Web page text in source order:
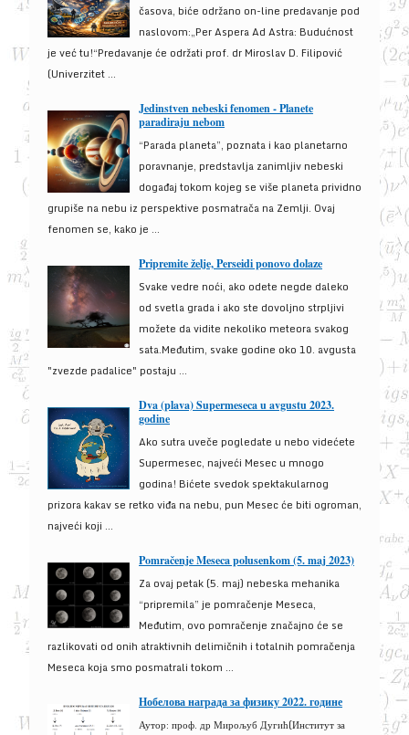
časova, biće održano on-line predavanje pod
naslovom:„Per Aspera Ad Astra: Budućnost
je već tu!“Predavanje će održati prof. dr Miroslav D. Filipović
(Univerzitet ...
Jedinstven nebeski fenomen - Planete
paradiraju nebom
“Parada planeta”, poznata i kao planetarno
poravnanje, predstavlja zanimljiv nebeski
događaj tokom kojeg se više planeta prividno
grupiše na nebu iz perspektive posmatrača na Zemlji. Ovaj
fenomen se, kako je ...
Pripremite želje, Perseidi ponovo dolaze
Svake vedre noći, ako odete negde daleko
od svetla grada i ako ste dovoljno strpljivi
možete da vidite nekoliko meteora svakog
sata.Međutim, svake godine oko 10. avgusta
"zvezde padalice" postaju ...
Dva (plava) Supermeseca u avgustu 2023.
godine
Ako sutra uveče pogledate u nebo videćete
Supermesec, najveći Mesec u mnogo
godina! Bićete svedok spektakularnog
prizora kakav se retko viđa na nebu, pun Mesec će biti ogroman,
najveći koji ...
Pomračenje Meseca polusenkom (5. maj 2023)
Za ovaj petak (5. maj) nebeska mehanika
“pripremila” je pomračenje Meseca,
Međutim, ovo pomračenje značajno će se
razlikovati od onih atraktivnih delimičnih i totalnih pomračenja
Meseca koja smo posmatrali tokom ...
Нобелова награда за физику 2022. године
Аутор: проф. др Мирољуб Дугић(Институт за